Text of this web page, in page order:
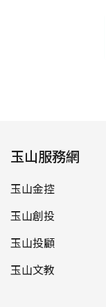
玉山服務網
玉山金控
玉山創投
玉山投顧
玉山文教